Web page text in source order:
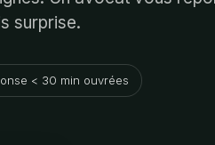
surprise.
< 30 min ouvrées